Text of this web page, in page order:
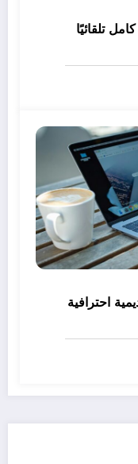
تلقائيًا
احترافية